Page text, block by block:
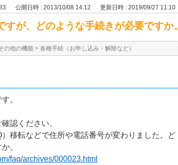
公開日時 : 2013/10/08 14:12 更新日時 : 2019/09/27 11:10
が、どのような手続きが必要ですか。
の他の機能 > 各種手続（お申し込み・解除など）
。
認ください。
）移転などで住所や電話番号が変わりました。ど
。
faq/archives/000023.html